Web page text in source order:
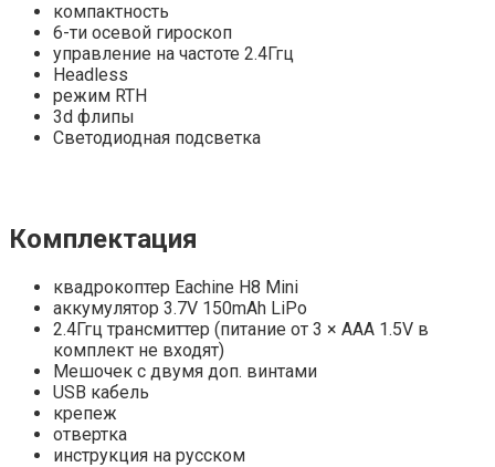
компактность
6-ти осевой гироскоп
управление на частоте 2.4Ггц
Headless
режим RTH
3d флипы
Светодиодная подсветка
Комплектация
квадрокоптер Eachine H8 Mini
аккумулятор 3.7V 150mAh LiPo
2.4Ггц трансмиттер (питание от 3 × АAА 1.5V в
комплект не входят)
Мешочек с двумя доп. винтами
USB кабель
крепеж
отвертка
инструкция на русском